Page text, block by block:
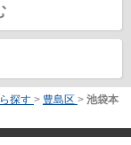
探す > 豊島区 > 池袋本